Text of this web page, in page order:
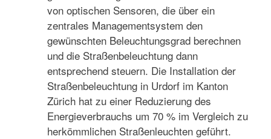
von optischen Sensoren, die über ein
zentrales Managementsystem den
gewünschten Beleuchtungsgrad berechnen
und die Straßenbeleuchtung dann
entsprechend steuern. Die Installation der
Straßenbeleuchtung in Urdorf im Kanton
Zürich hat zu einer Reduzierung des
Energieverbrauchs um 70 % im Vergleich zu
herkömmlichen Straßenleuchten geführt.